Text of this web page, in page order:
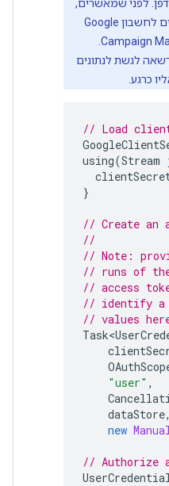
לפני שמאשרים,
חשוב לוודא שאתם מחוברים לחשבון Google
לגשת לנתונים
כרגע.
// Load
using(Stream
}
// Create an
//
// Note:
// runs of
// access
// identify a
// values
"user" ,
dataStore,
new
// Authorize